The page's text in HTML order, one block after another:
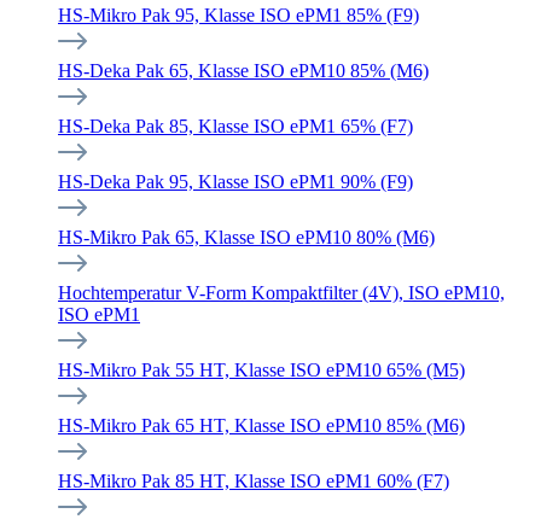
HS-Mikro Pak 95, Klasse ISO ePM1 85% (F9)
HS-Deka Pak 65, Klasse ISO ePM10 85% (M6)
HS-Deka Pak 85, Klasse ISO ePM1 65% (F7)
HS-Deka Pak 95, Klasse ISO ePM1 90% (F9)
HS-Mikro Pak 65, Klasse ISO ePM10 80% (M6)
Hochtemperatur V-Form Kompaktfilter (4V), ISO ePM10,
ISO ePM1
HS-Mikro Pak 55 HT, Klasse ISO ePM10 65% (M5)
HS-Mikro Pak 65 HT, Klasse ISO ePM10 85% (M6)
HS-Mikro Pak 85 HT, Klasse ISO ePM1 60% (F7)